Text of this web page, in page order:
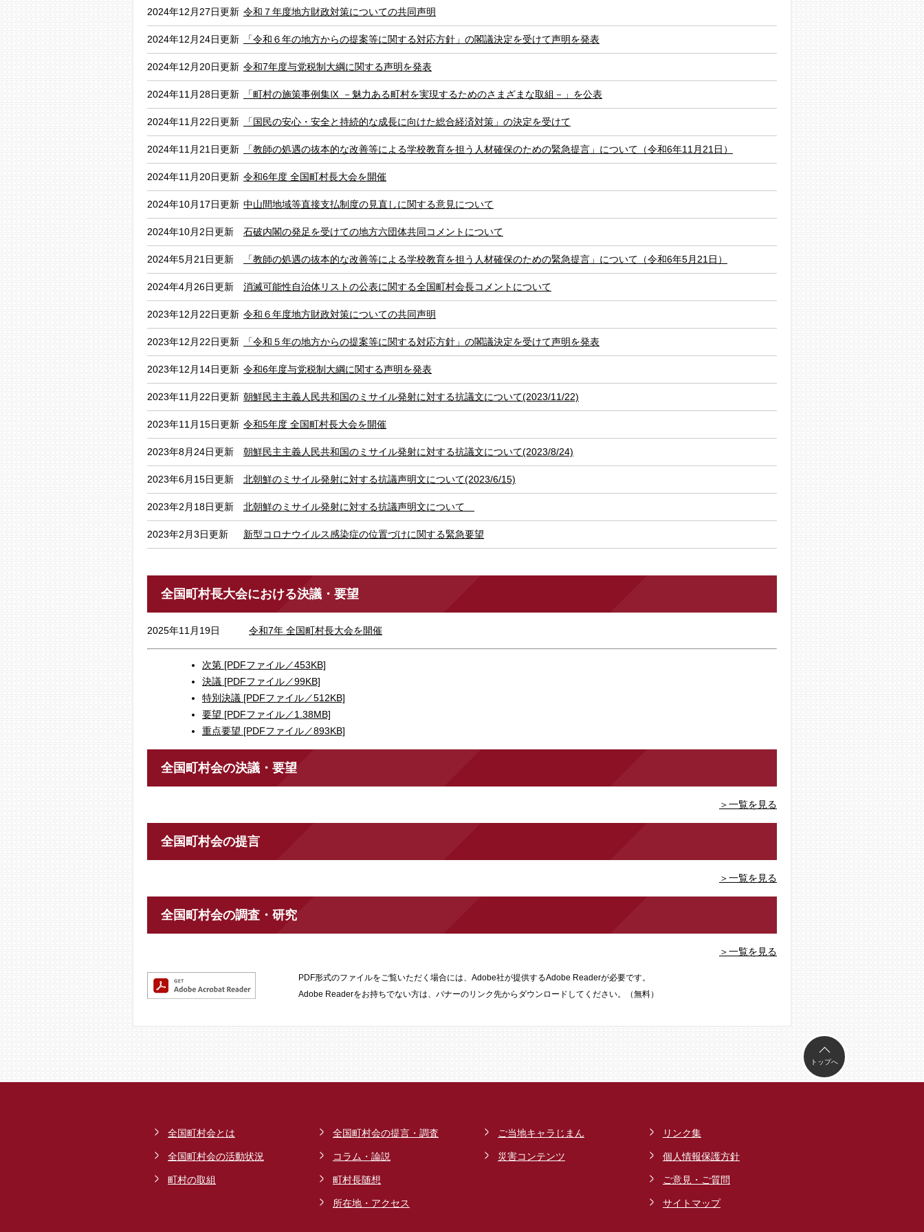
2024年12月27日更新 令和７年度地方財政対策についての共同声明
2024年12月24日更新 「令和６年の地方からの提案等に関する対応方針」の閣議決定を受けて声明を発表
2024年12月20日更新 令和7年度与党税制大綱に関する声明を発表
2024年11月28日更新 「町村の施策事例集Ⅸ －魅力ある町村を実現するためのさまざまな取組－」を公表
2024年11月22日更新 「国民の安心・安全と持続的な成長に向けた総合経済対策」の決定を受けて
2024年11月21日更新 「教師の処遇の抜本的な改善等による学校教育を担う人材確保のための緊急提言」について（令和6年11月21日）
2024年11月20日更新 令和6年度 全国町村長大会を開催
2024年10月17日更新 中山間地域等直接支払制度の見直しに関する意見について
2024年10月2日更新 石破内閣の発足を受けての地方六団体共同コメントについて
2024年5月21日更新 「教師の処遇の抜本的な改善等による学校教育を担う人材確保のための緊急提言」について（令和6年5月21日）
2024年4月26日更新 消滅可能性自治体リストの公表に関する全国町村会長コメントについて
2023年12月22日更新 令和６年度地方財政対策についての共同声明
2023年12月22日更新 「令和５年の地方からの提案等に関する対応方針」の閣議決定を受けて声明を発表
2023年12月14日更新 令和6年度与党税制大綱に関する声明を発表
2023年11月22日更新 朝鮮民主主義人民共和国のミサイル発射に対する抗議文について(2023/11/22)
2023年11月15日更新 令和5年度 全国町村長大会を開催
2023年8月24日更新 朝鮮民主主義人民共和国のミサイル発射に対する抗議文について(2023/8/24)
2023年6月15日更新 北朝鮮のミサイル発射に対する抗議声明文について(2023/6/15)
2023年2月18日更新 北朝鮮のミサイル発射に対する抗議声明文について
2023年2月3日更新 新型コロナウイルス感染症の位置づけに関する緊急要望
全国町村長大会における決議・要望
2025年11月19日 令和7年 全国町村長大会を開催
次第 [PDFファイル／453KB]
​決議 [PDFファイル／99KB]
特別決議 [PDFファイル／512KB]
要望 [PDFファイル／1.38MB]
重点要望 [PDFファイル／893KB]
全国町村会の決議・要望
＞一覧を見る
全国町村会の提言
＞一覧を見る
全国町村会の調査・研究
＞一覧を見る
PDF形式のファイルをご覧いただく場合には、Adobe社が提供するAdobe Readerが必要です。
Adobe Readerをお持ちでない方は、バナーのリンク先からダウンロードしてください。（無料）
トップへ
全国町村会とは
全国町村会の活動状況
町村の取組
全国町村会の提言・調査
コラム・論説
町村長随想
所在地・アクセス
ご当地キャラじまん
災害コンテンツ
リンク集
個人情報保護方針
ご意見・ご質問
サイトマップ